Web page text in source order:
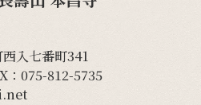
入七番町341
：075-812-5735